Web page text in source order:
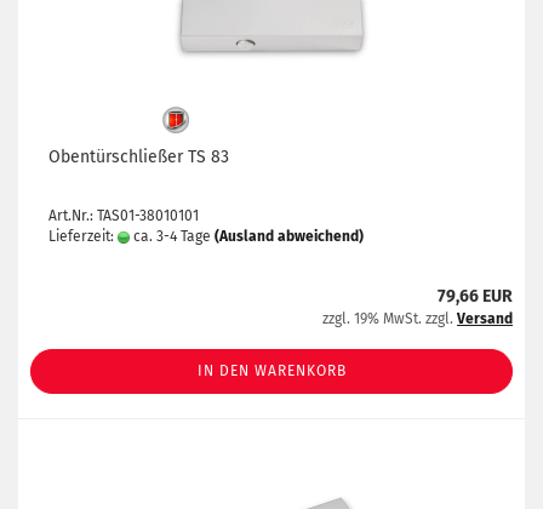
Obentürschließer TS 83
Art.Nr.: TAS01-38010101
Lieferzeit:
ca. 3-4 Tage (Ausland abweichend)
79,66 EUR
zzgl. 19% MwSt. zzgl. Versand
IN DEN WARENKORB